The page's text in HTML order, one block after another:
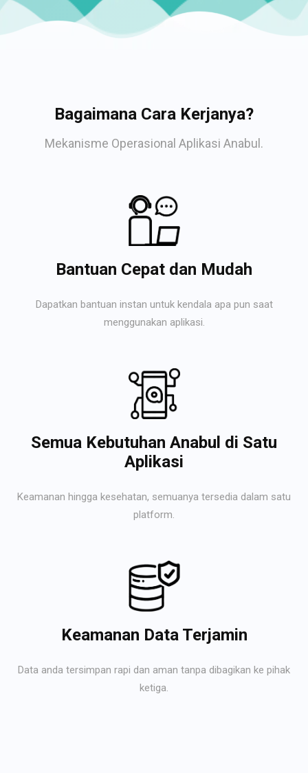
Bagaimana Cara Kerjanya?
Mekanisme Operasional Aplikasi Anabul.
Bantuan Cepat dan Mudah
Dapatkan bantuan instan untuk kendala apa pun saat
menggunakan aplikasi.
Semua Kebutuhan Anabul di Satu
Aplikasi
Keamanan hingga kesehatan, semuanya tersedia dalam satu
platform.
Keamanan Data Terjamin
Data anda tersimpan rapi dan aman tanpa dibagikan ke pihak
ketiga.